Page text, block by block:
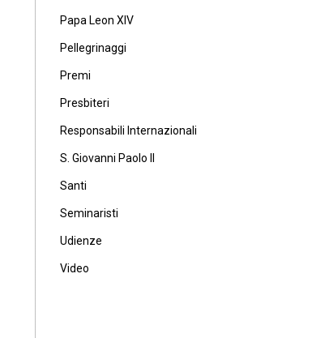
Papa Leon XIV
Pellegrinaggi
Premi
Presbiteri
Responsabili Internazionali
S. Giovanni Paolo II
Santi
Seminaristi
Udienze
Video